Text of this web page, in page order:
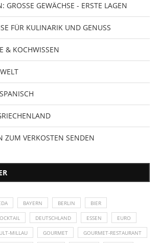
GROSSE GEWÄCHSE - ERSTE LAGEN
FÜR KULINARIK UND GENUSS
& KOCHWISSEN
ZUM VERKOSTEN SENDEN
BAYERN BERLIN BIER
DEUTSCHLAND ESSEN EURO
MILLAU GOURMET GOURMET-RESTAURANT